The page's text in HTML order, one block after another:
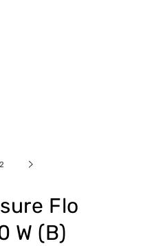
2
Flo
W (B)